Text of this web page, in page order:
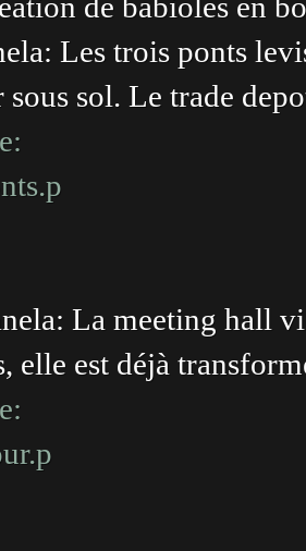
Les trois ponts
sous sol. Le trade
La meeting hall
elle est déjà